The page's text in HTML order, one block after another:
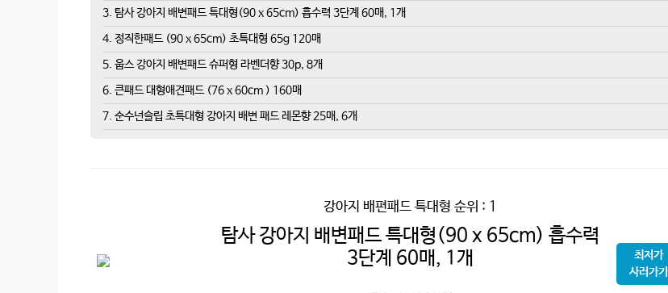
3. 탐사 강아지 배변패드 특대형(90 x 65cm) 흡수력 3단계 60매, 1개
4. 정직한패드 (90 x 65cm) 초특대형 65g 120매
5. 웁스 강아지 배변패드 슈퍼형 라벤더향 30p, 8개
6. 큰패드 대형애견패드 (76 x 60cm ) 160매
7. 순수넌슬립 초특대형 강아지 배변 패드 레몬향 25매, 6개
강아지 배편패드 특대형 순위 : 1
탐사 강아지 배변패드 특대형(90 x 65cm) 흡수력
3단계 60매, 1개
최저가
사러가기